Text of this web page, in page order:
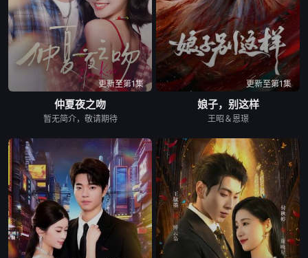
更新至第1集
仲夏夜之吻
暂无简介，敬请期待
更新至第1集
娘子，别这样
王昭＆恩璟